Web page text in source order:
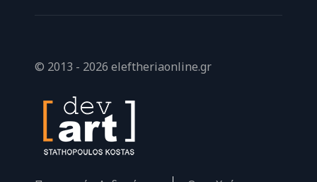
© 2013 - 2026 eleftheriaonline.gr